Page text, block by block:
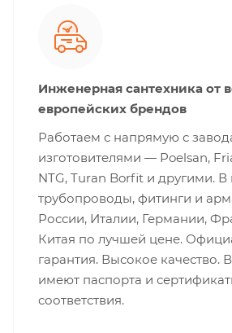
Инженерная сантехника от
европейских брендов
Работаем с напрямую с
изготовителями — Poelsan,
NTG, Turan Borfit и другими.
трубопроводы, фитинги и
России, Италии, Германии,
Китая по лучшей цене.
гарантия. Высокое качество.
имеют паспорта и
соответствия.